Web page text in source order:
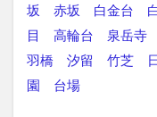
坂
赤坂 白金台
目
高輪台 泉岳寺
羽橋
汐留 竹芝
園
台場